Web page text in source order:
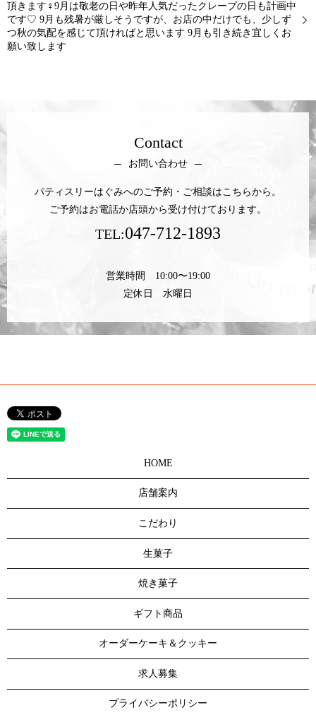
頂きます‍♀️9月は敬老の日や昨年人気だったクレープの日も計画中
です♡ 9月も残暑が厳しそうですが、お店の中だけでも、少しず
つ秋の気配を感じて頂ければと思います 9月も引き続き宜しくお
願い致します
Contact
お問い合わせ
パティスリーはぐみへのご予約・ご相談はこちらから。
ご予約はお電話か店頭から受け付けております。
TEL:047-712-1893
営業時間 10:00〜19:00
定休日 水曜日
HOME
店舗案内
こだわり
生菓子
焼き菓子
ギフト商品
オーダーケーキ＆クッキー
求人募集
プライバシーポリシー